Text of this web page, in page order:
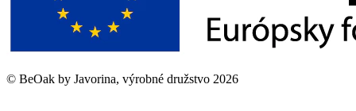
© BeOak by Javorina, výrobné družstvo 2026